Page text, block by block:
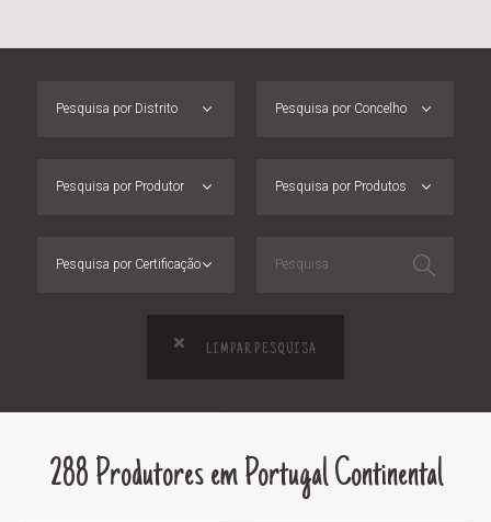
Pesquisa por Distrito Pesquisa por Concelho
Pesquisa por Produtor Pesquisa por Produtos
Pesquisa por Certificação
LIMPAR PESQUISA
288 Produtores em Portugal Continental